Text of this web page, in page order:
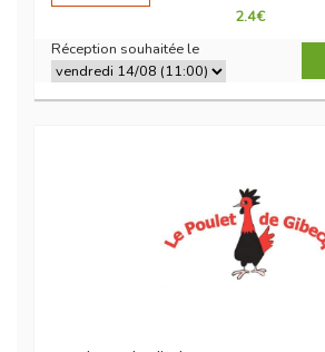
2.4€
Réception souhaitée le